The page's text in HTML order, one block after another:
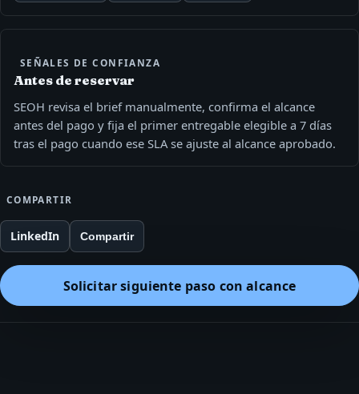
SEÑALES DE CONFIANZA
Antes de reservar
SEOH revisa el brief manualmente, confirma el alcance
antes del pago y fija el primer entregable elegible a 7 días
tras el pago cuando ese SLA se ajuste al alcance aprobado.
COMPARTIR
LinkedIn Compartir
Solicitar siguiente paso con alcance